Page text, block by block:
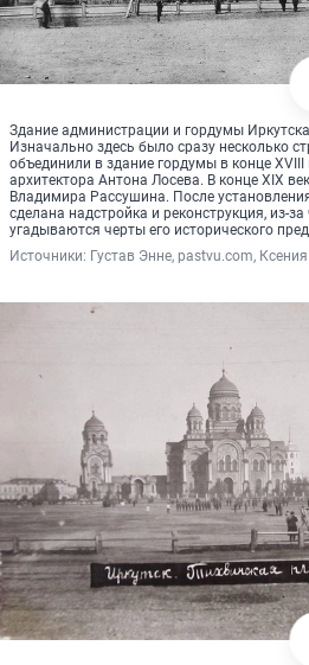
Здание администрации и гордумы
Изначально здесь было сразу несколько
объединили в здание гордумы в конце XVIII
архитектора Антона Лосева. В конце XIX
Владимира Рассушина. После
сделана надстройка и реконструкция, из-
угадываются черты его исторического
Источники: Густав Энне, pastvu.com,